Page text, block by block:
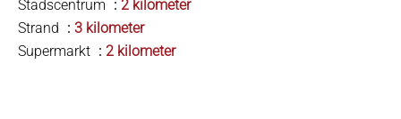
Stadscentrum
2 kilometer
Strand
3 kilometer
Supermarkt
2 kilometer